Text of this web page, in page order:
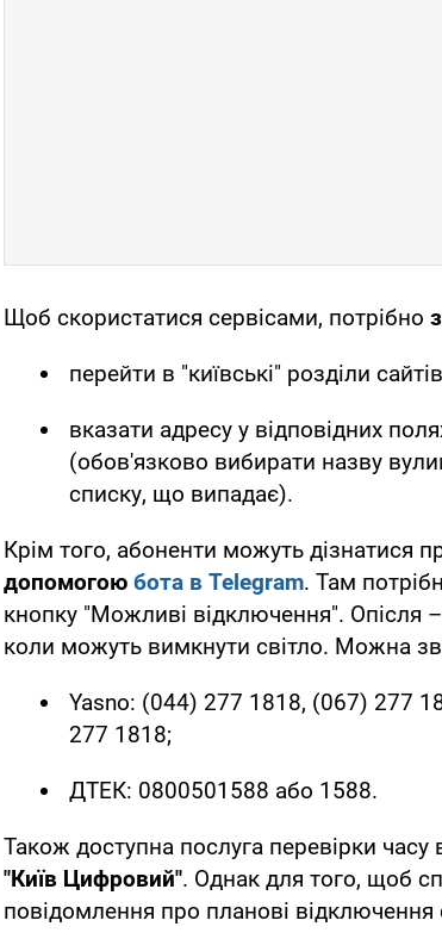
Щоб скористатися сервісами, потрібно
перейти в "київські" розділи сайтів
вказати адресу у відповідних
(обов'язково вибирати назву
списку, що випадає).
Крім того, абоненти можуть дізнатися
допомогою бота в Telegram. Там
кнопку "Можливі відключення". Опісля
коли можуть вимкнути світло. Можна
Yasno: (044) 277 1818, (067) 277
277 1818;
ДТЕК: 0800501588 або 1588.
Також доступна послуга перевірки часу
"Київ Цифровий". Однак для того, щоб
повідомлення про планові відключення